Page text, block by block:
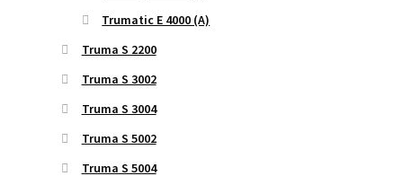
Trumatic E 4000 (A)
Truma S 2200
Truma S 3002
Truma S 3004
Truma S 5002
Truma S 5004